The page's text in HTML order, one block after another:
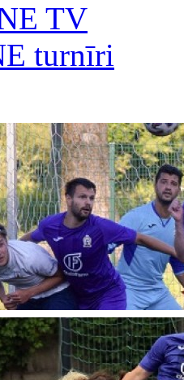
TV
turnīri